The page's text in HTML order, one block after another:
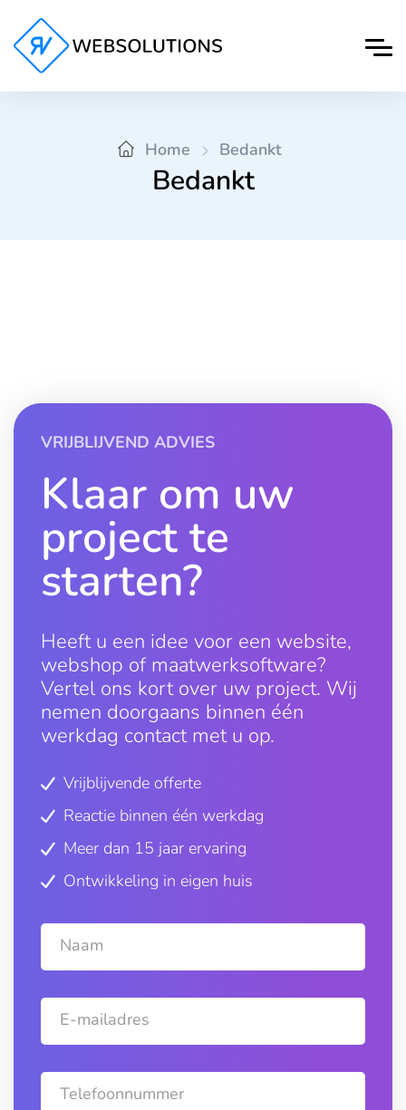
Home Bedankt
Bedankt
VRIJBLIJVEND ADVIES
Klaar om uw
project te
starten?
Heeft u een idee voor een website,
webshop of maatwerksoftware?
Vertel ons kort over uw project. Wij
nemen doorgaans binnen één
werkdag contact met u op.
Vrijblijvende offerte
Reactie binnen één werkdag
Meer dan 15 jaar ervaring
Ontwikkeling in eigen huis
Naam
E-mailadres
Telefoonnummer